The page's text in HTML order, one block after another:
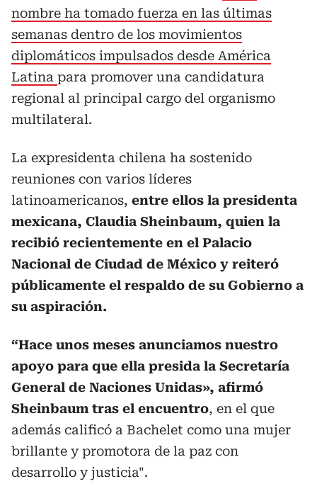
nombre ha tomado fuerza en las últimas
semanas dentro de los movimientos
diplomáticos impulsados desde América
Latina para promover una candidatura
regional al principal cargo del organismo
multilateral.
La expresidenta chilena ha sostenido
reuniones con varios líderes
latinoamericanos, entre ellos la presidenta
mexicana, Claudia Sheinbaum, quien la
recibió recientemente en el Palacio
Nacional de Ciudad de México y reiteró
públicamente el respaldo de su Gobierno a
su aspiración.
“Hace unos meses anunciamos nuestro
apoyo para que ella presida la Secretaría
General de Naciones Unidas», afirmó
Sheinbaum tras el encuentro, en el que
además calificó a Bachelet como una mujer
brillante y promotora de la paz con
desarrollo y justicia".